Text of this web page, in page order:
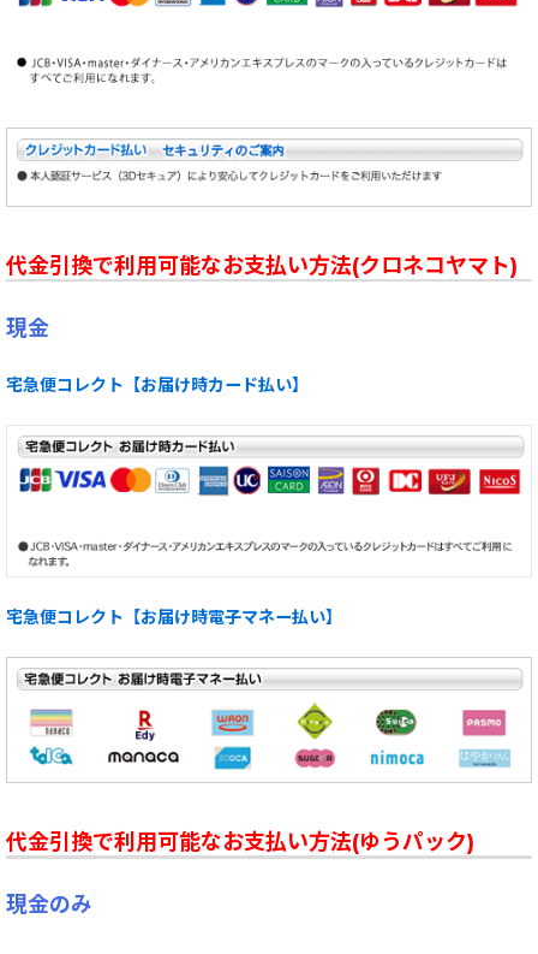
代金引換で利用可能なお支払い方法(クロネコヤマト)
現金
宅急便コレクト【お届け時カード払い】
宅急便コレクト【お届け時電子マネー払い】
代金引換で利用可能なお支払い方法(ゆうパック)
現金のみ